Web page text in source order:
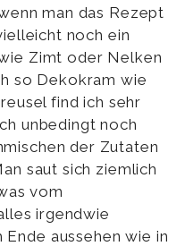
man das Rezept
noch ein
Zimt oder Nelken
so Dekokram wie
find ich sehr
unbedingt noch
der Zutaten
saut sich ziemlich
vom
irgendwie
aussehen wie in